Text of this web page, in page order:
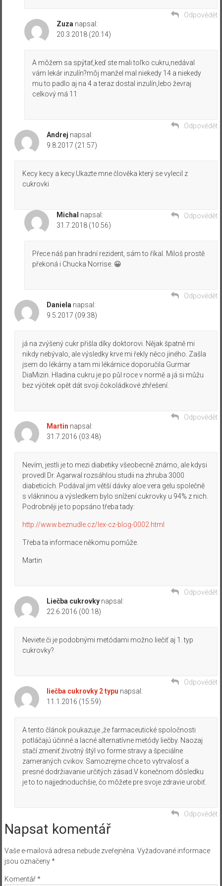
Odpovědět
Zuza napsal:
20.3.2018 (20:14)
A môžem sa spýtať,keď ste mali toľko cukru,nedával
vám lekár inzulín?môj manžel mal niekedy 14 a niekedy
mu to padlo aj na 4 a teraz dostal inzulín,lebo ževraj
celkový má 11
Odpovědět
Andrej napsal:
9.8.2017 (21:57)
Kecy kecy a kecy.Ukazte mne člověka který se vylecil z
cukrovki
Odpovědět
Michal napsal:
31.7.2018 (10:56)
Přece náš pan hradní rezident, sám to říkal. Miloš prostě
překoná i Chucka Norrise. 😀
Odpovědět
Daniela napsal:
9.5.2017 (09:38)
já na zvýšený cukr přišla díky doktorovi. Nějak špatně mi
nikdy nebývalo, ale výsledky krve mi řekly něco jiného. Zašla
jsem do lékárny a tam mi lékárnice doporučila Gurmar
DiaMizin. Hladina cukru je po půl roce v normě a já si můžu
bez výčitek opět dát svoji čokoládkové zhřešení.
Odpovědět
Martin napsal:
31.7.2016 (03:48)
Nevím, jestli je to mezi diabetiky všeobecně známo, ale kdysi
provedl Dr. Agarwal rozsáhlou studii na zhruba 3000
diabeticích. Podával jim větší dávky aloe vera gelu společně
s vlákninou a výsledkem bylo snížení cukrovky u 94% z nich.
Podrobněji je to popsáno třeba tady:
http://www.beznudle.cz/lex-cz-blog-0002.html
Třeba ta informace někomu pomůže.
Martin
Odpovědět
Liečba cukrovky napsal:
22.6.2016 (00:18)
Neviete či je podobnými metódami možno liečiť aj 1. typ
cukrovky?
Odpovědět
liečba cukrovky 2 typu napsal:
11.1.2016 (15:59)
A tento článok poukazuje ,že farmaceutické spoločnosti
potláčajú účinné a lacné alternatívne metódy liečby. Naozaj
stačí zmeniť životný štýl vo forme stravy a špeciálne
zameraných cvikov. Samozrejme chce to vytrvalosť a
presné dodržiavanie určitých zásad.V konečnom dôsledku
je to to najjednoduchšie, čo môžete pre svoje zdravie urobiť.
Odpovědět
Napsat komentář
Vaše e-mailová adresa nebude zveřejněna. Vyžadované informace
jsou označeny*
Komentář*